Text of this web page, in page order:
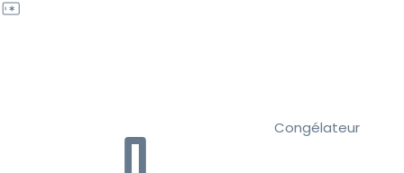
Congélateur